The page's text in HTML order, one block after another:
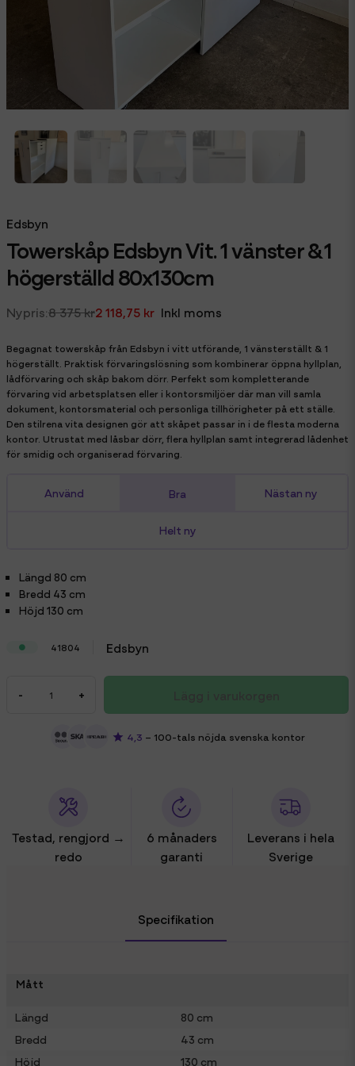
Edsbyn
Towerskåp Edsbyn Vit. 1 vänster & 1
högerställd 80x130cm
8 375 kr2 118,75 kr Inkl moms
Begagnat towerskåp från Edsbyn i vitt utförande, 1 vänsterställt & 1
högerställt. Praktisk förvaringslösning som kombinerar öppna hyllplan,
lådförvaring och skåp bakom dörr. Perfekt som kompletterande
förvaring vid arbetsplatsen eller i kontorsmiljöer där man vill samla
dokument, kontorsmaterial och personliga tillhörigheter på ett ställe.
Den stilrena vita designen gör att skåpet passar in i de flesta moderna
kontor. Utrustat med låsbar dörr, flera hyllplan samt integrerad lådenhet
för smidig och organiserad förvaring.
Använd Bra Nästan ny
Helt ny
Längd 80 cm
Bredd 43 cm
Höjd 130 cm
41804 Edsbyn
- +
4,3 – 100-tals nöjda svenska kontor
Testad, rengjord →
redo
6 månaders
garanti
Leverans i hela
Sverige
Specifikation
Mått
Längd
80 cm
Bredd
43 cm
Höjd
130 cm